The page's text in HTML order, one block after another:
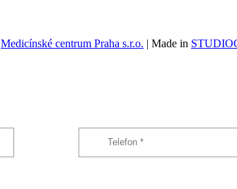
Medicínské centrum Praha s.r.o. | Made in